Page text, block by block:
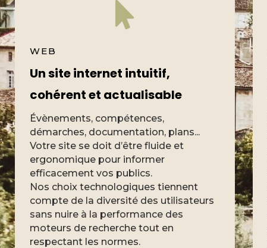
WEB
Un site internet intuitif,
cohérent et actualisable
Évènements, compétences,
démarches, documentation, plans...
Votre site se doit d’être fluide et
ergonomique pour informer
efficacement vos publics.
Nos choix technologiques tiennent
compte de la diversité des utilisateurs
sans nuire à la performance des
moteurs de recherche tout en
respectant les normes.